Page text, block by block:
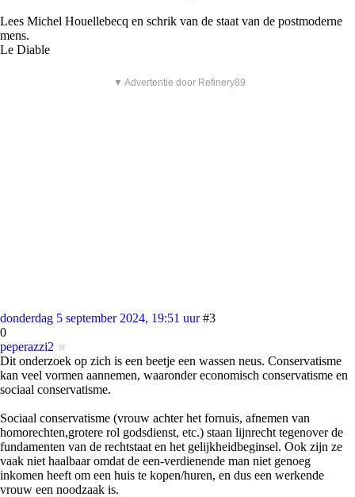
Lees Michel Houellebecq en schrik van de staat van de postmoderne
mens.
Le Diable
▼ Advertentie door Refinery89
donderdag 5 september 2024, 19:51 uur #3
0
peperazzi2
Dit onderzoek op zich is een beetje een wassen neus. Conservatisme
kan veel vormen aannemen, waaronder economisch conservatisme en
sociaal conservatisme.
Sociaal conservatisme (vrouw achter het fornuis, afnemen van
homorechten,grotere rol godsdienst, etc.) staan lijnrecht tegenover de
fundamenten van de rechtstaat en het gelijkheidbeginsel. Ook zijn ze
vaak niet haalbaar omdat de een-verdienende man niet genoeg
inkomen heeft om een huis te kopen/huren, en dus een werkende
vrouw een noodzaak is.